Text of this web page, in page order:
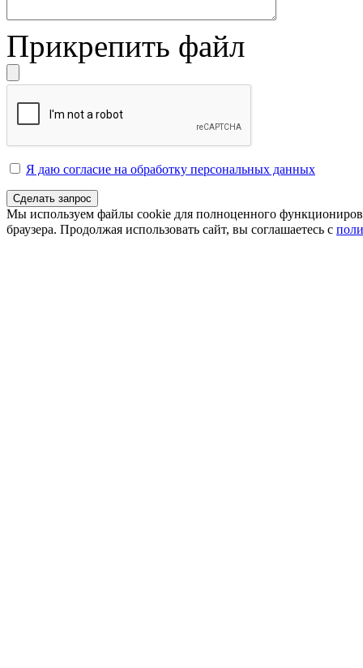
Прикрепить файл
Я даю согласие на обработку персональных данных
Сделать запрос
Мы используем файлы cookie для полноценного
браузера. Продолжая использовать сайт, вы соглашаетесь с